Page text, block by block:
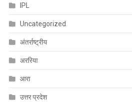
IPL
Uncategorized
अंतर्राष्ट्रीय
अररिया
आरा
उत्तर प्रदेश